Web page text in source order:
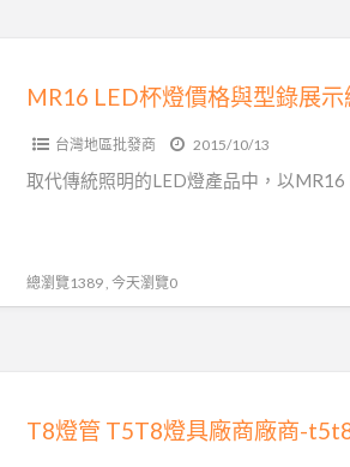
MR16 LED杯燈價格與型錄展
台灣地區批發商 2015/10/13
取代傳統照明的LED燈產品中，以MR16
總瀏覽1389 , 今天瀏覽0
T8燈管 T5T8燈具廠商廠商-